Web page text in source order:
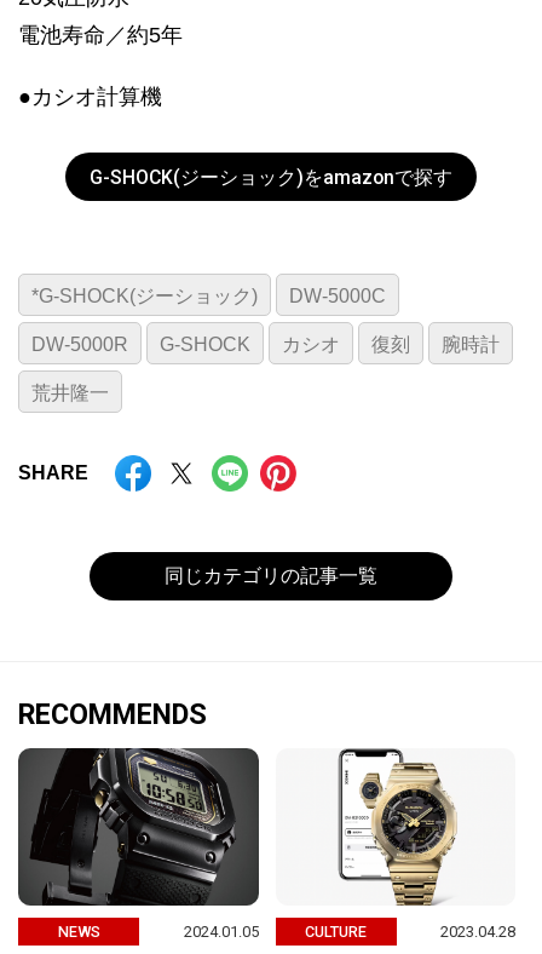
電池寿命／約5年
●カシオ計算機
G-SHOCK(ジーショック)をamazonで探す
*G-SHOCK(ジーショック) DW-5000C
DW-5000R G-SHOCK カシオ 復刻 腕時計
荒井隆一
SHARE
同じカテゴリの記事一覧
RECOMMENDS
NEWS 2024.01.05 CULTURE 2023.04.28